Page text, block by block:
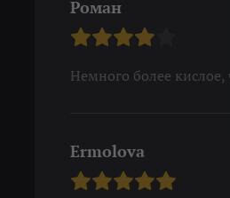
Роман
Немного более кислое,
Ermolova